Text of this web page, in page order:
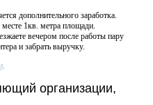
дополнительного заработка.
1кв. метра площади.
вечером после работы пару
и забрать выручку.
организации,